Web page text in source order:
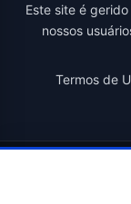
Este site é
nossos
Termos de